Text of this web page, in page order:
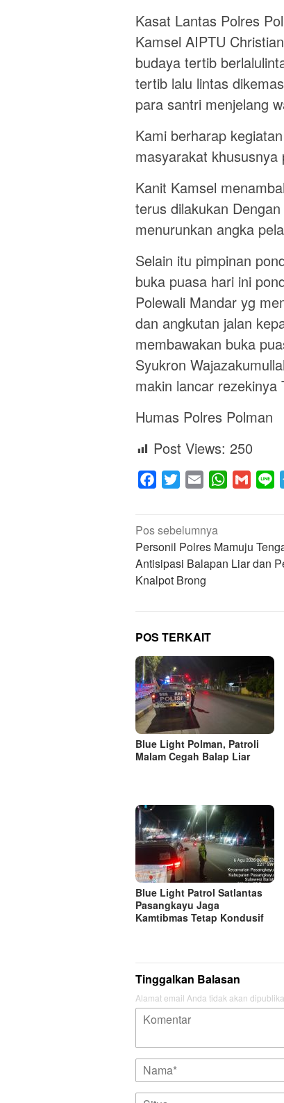
Kasat Lantas Polres
Kamsel AIPTU
budaya tertib
tertib lalu lintas
para santri menjelang
Kami berharap
masyarakat
Kanit Kamsel
terus dilakukan
menurunkan angka
Selain itu pimpinan
buka puasa hari ini
Polewali Mandar yg
dan angkutan jalan
membawakan buka
Syukron
makin lancar rezekinya
Humas Polres Polman
Post Views: 250
Facebook
Twitter Email WhatsApp
Gmail
Navigasi
pos
Pos sebelumnya
Personil Polres Mamuju
Antisipasi Balapan Liar dan
Knalpot Brong
POS TERKAIT
Blue Light Polman, Patroli
Malam Cegah Balap Liar
Blue Light Patrol Satlantas
Pasangkayu Jaga
Kamtibmas Tetap Kondusif
Tinggalkan Balasan
Alamat email Anda tidak akan